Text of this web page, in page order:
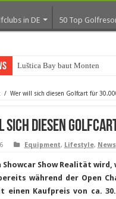
in DE 50 Top
Luštica Bay baut Montenegros
/ Wer will sich diesen Golfcart für
sich diesen
Equipment, Lifestyle, News
Showcar Show Realität
während der Open
einen Kaufpreis von ca.